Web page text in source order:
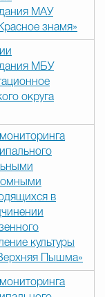
МАУ
знамя»
МБУ
округа
в
культуры
Пышма»